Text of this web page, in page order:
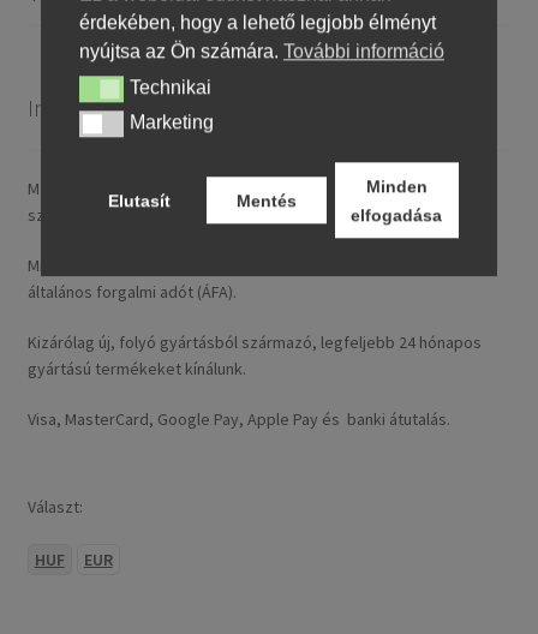
Információ
Magyarországra általában 4–5 munkanapon belül szállítunk. A
szállítási díj rendelésenként 14,95 € / ~ 5737 HUF.
Minden nálunk feltüntetett ár tartalmazza a magyarországi
általános forgalmi adót (ÁFA).
Kizárólag új, folyó gyártásból származó, legfeljebb 24 hónapos
gyártású termékeket kínálunk.
Visa, MasterCard, Google Pay, Apple Pay és banki átutalás.
Választ:
HUF EUR
érdekében, hogy a lehető legjobb élményt
nyújtsa az Ön számára. További információ
TechnikaiTechnikai
MarketingMarketing
Elutasít Mentés
Minden
elfogadása